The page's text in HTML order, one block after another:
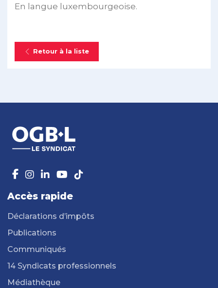
En langue luxembourgeoise.
Retour à la liste
Accès rapide
Déclarations d’impôts
Publications
Communiqués
14 Syndicats professionnels
Médiathèque